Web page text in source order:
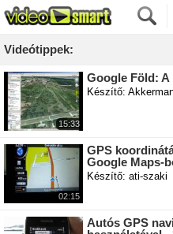
Videótippek:
15:33
Google Föld:
Készítő:
02:15
GPS
Google Maps-
Készítő: ati-szaki
Autós GPS